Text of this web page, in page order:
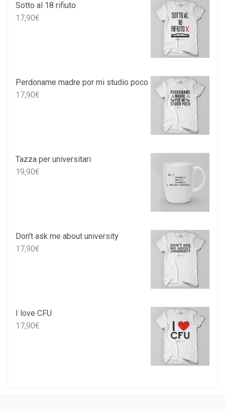
Sotto al 18 rifiuto
17,90€
Perdoname madre por mi studio poco
17,90€
Tazza per universitari
19,90€
Don't ask me about university
17,90€
I love CFU
17,90€